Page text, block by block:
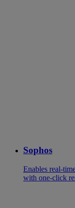
Sophos
Enables real-
with one-click